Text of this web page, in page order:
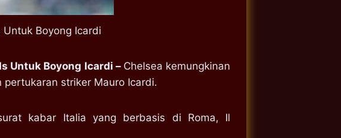
Boyong Icardi
Untuk Boyong Icardi – Chelsea kemungkinan
striker Mauro Icardi.
kabar Italia yang berbasis di Roma, Il